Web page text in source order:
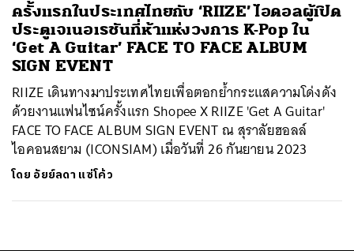
ครั้งแรกในประเทศไทยกับ ‘RIIZE’ ไอดอลผู้เปิด
ประตูเจเนอเรชันที่ห้าแห่งวงการ K-Pop ใน
‘Get A Guitar’ FACE TO FACE ALBUM
SIGN EVENT
RIIZE เดินทางมาประเทศไทยเพื่อตอกย้ำกระแสความโด่งดัง
ด้วยงานแฟนไซน์ครั้งแรก Shopee X RIIZE 'Get A Guitar'
FACE TO FACE ALBUM SIGN EVENT ณ สุราลัยฮอลล์
ไอคอนสยาม (ICONSIAM) เมื่อวันที่ 26 กันยายน 2023
โดย อัยย์ลดา แซ่โค้ว